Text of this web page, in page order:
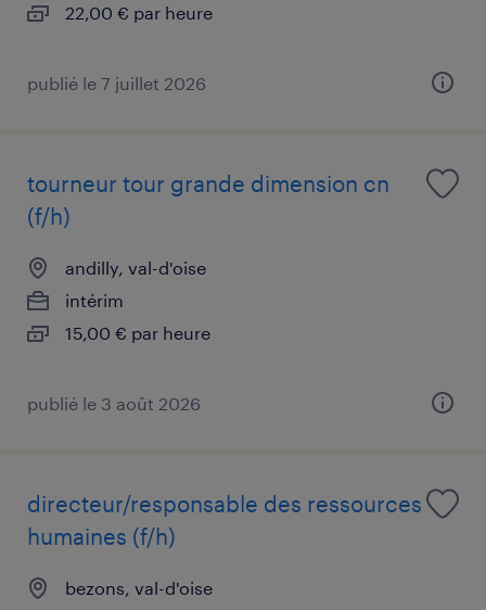
22,00 € par heure
publié le 7 juillet 2026
tourneur tour grande dimension cn
(f/h)
andilly, val-d'oise
intérim
15,00 € par heure
publié le 3 août 2026
directeur/responsable des ressources
humaines (f/h)
bezons, val-d'oise